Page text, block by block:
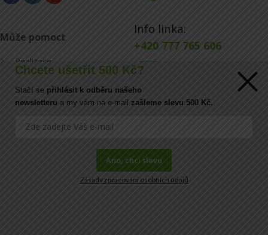
Může pomoct
Realizace
Konfigurátor
Blog
Kontakt
Info linka:
+420 777 765 606
E-mail:
Chcete ušetřit 500 Kč?
Stačí se přihlásit k odběru našeho
newsletteru a my vám na e-mail zašleme slevu 500 Kč.
Ano, chci slevu
Zásady zpracování osobních údajů